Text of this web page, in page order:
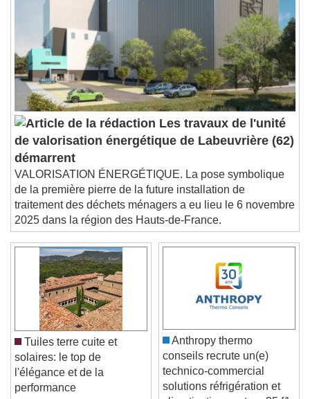
Chapters
Descriptions
descriptions off, selected
Subtitles
subtitles settings, opens subtitles
settings dialog
subtitles off, selected
Audio Track
Picture-in-Picture
This is a modal window.
Beginning of dialog window. Escape will cancel
and close the window.
Text
Color
Text Background
Color
Caption Area Background
Color
Font Size
Les travaux de l'unité
de valorisation énergétique de Labeuvrière (62)
démarrent
VALORISATION ÉNERGÉTIQUE. La pose symbolique
de la première pierre de la future installation de
traitement des déchets ménagers a eu lieu le 6 novembre
2025 dans la région des Hauts-de-France.
Tuiles terre cuite et
solaires: le top de
l'élégance et de la
Anthropy thermo
conseils recrute un(e)
technico-commercial